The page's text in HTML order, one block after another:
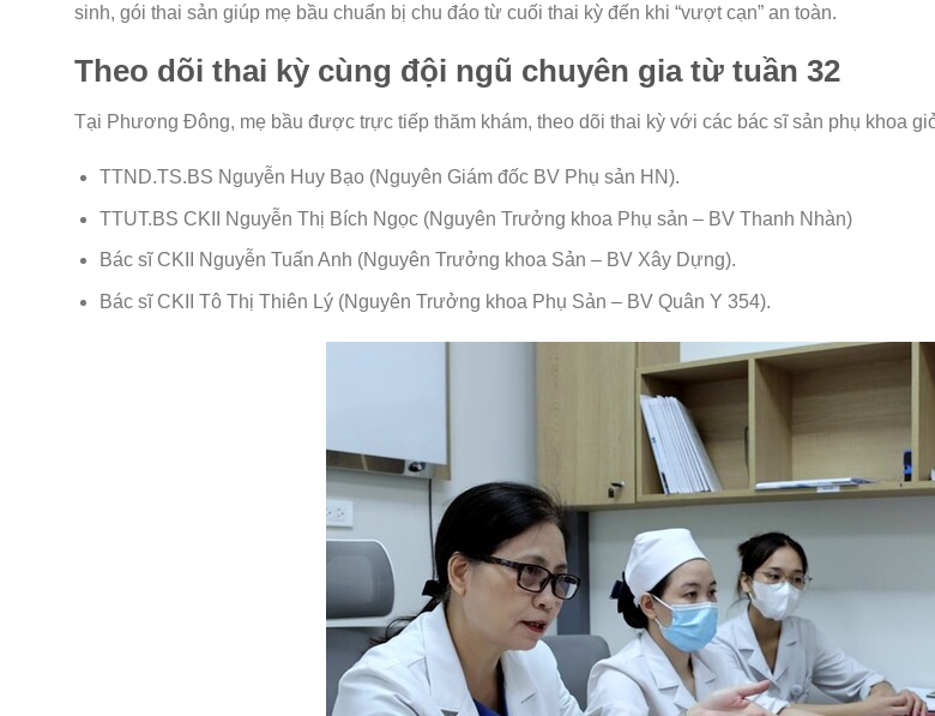
sinh, gói thai sản giúp mẹ bầu chuẩn bị chu đáo từ cuối thai kỳ đến khi “vượt cạn” an toàn.
Theo dõi thai kỳ cùng đội ngũ chuyên gia từ tuần 32
Tại Phương Đông, mẹ bầu được trực tiếp thăm khám, theo dõi thai kỳ với các bác sĩ sản phụ khoa
TTND.TS.BS Nguyễn Huy Bạo (Nguyên Giám đốc BV Phụ sản HN).
TTUT.BS CKII Nguyễn Thị Bích Ngọc (Nguyên Trưởng khoa Phụ sản – BV Thanh Nhàn)
Bác sĩ CKII Nguyễn Tuấn Anh (Nguyên Trưởng khoa Sản – BV Xây Dựng).
Bác sĩ CKII Tô Thị Thiên Lý (Nguyên Trưởng khoa Phụ Sản – BV Quân Y 354).